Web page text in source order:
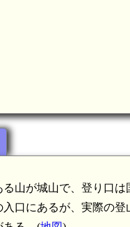
山が城山で、登り口
口にあるが、実際の